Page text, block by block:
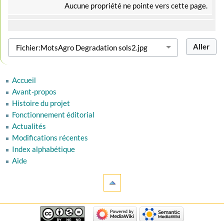
Aucune propriété ne pointe vers cette page.
Accueil
Avant-propos
Histoire du projet
Fonctionnement éditorial
Actualités
Modifications récentes
Index alphabétique
Aide